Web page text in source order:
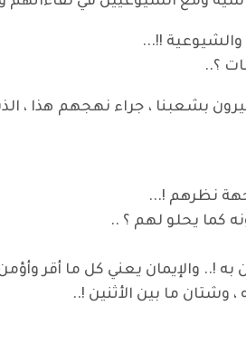
والشيوعية !!...
؟..
بشعبنا ، جراء نهجهم هذا ،
نظرهم !...
كما يحلو لهم ؟ ..
!.. والإيمان يعني كل ما أقر
وشتان ما بين الأثنين !..